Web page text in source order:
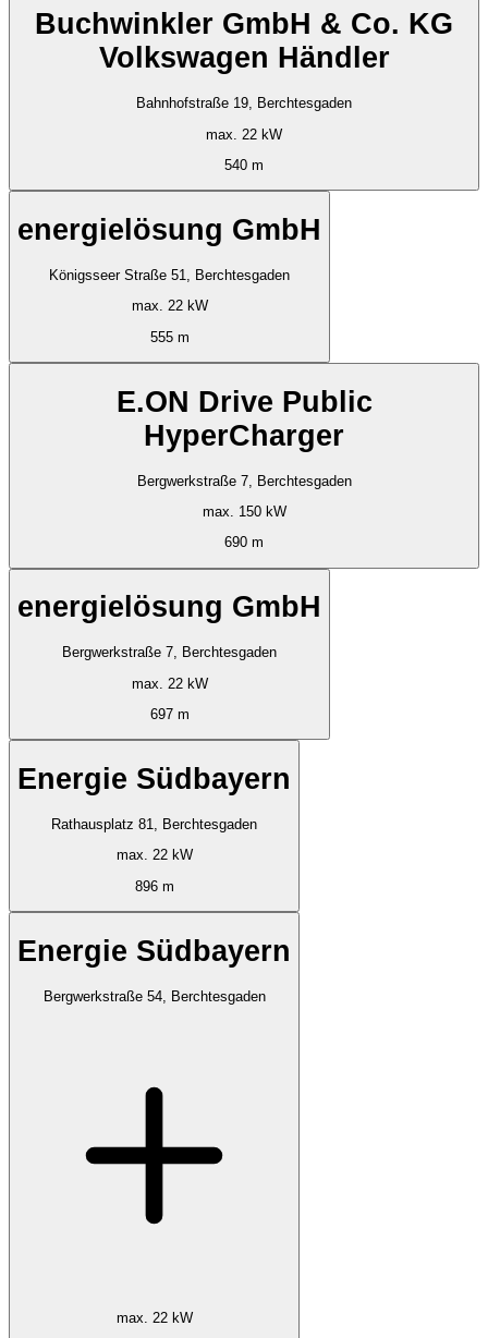
Buchwinkler GmbH & Co. KG
Volkswagen Händler
Bahnhofstraße 19, Berchtesgaden
max. 22 kW
540 m
energielösung GmbH
Königsseer Straße 51, Berchtesgaden
max. 22 kW
555 m
E.ON Drive Public
HyperCharger
Bergwerkstraße 7, Berchtesgaden
max. 150 kW
690 m
energielösung GmbH
Bergwerkstraße 7, Berchtesgaden
max. 22 kW
697 m
Energie Südbayern
Rathausplatz 81, Berchtesgaden
max. 22 kW
896 m
Energie Südbayern
Bergwerkstraße 54, Berchtesgaden
max. 22 kW